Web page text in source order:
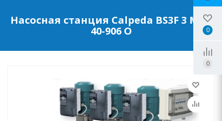
Насосная станция Calpeda BS3F 3 MXV
40-906 O
0
0